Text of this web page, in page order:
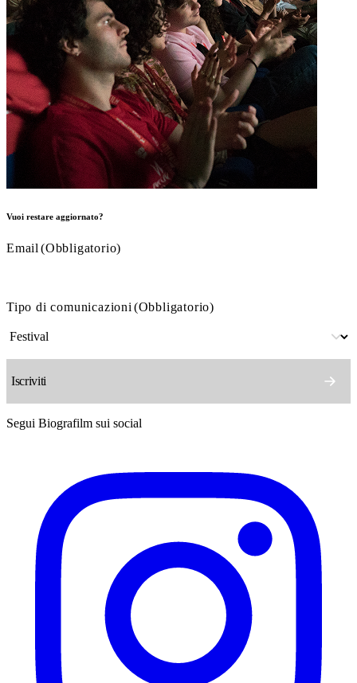
Vuoi restare aggiornato?
Email (Obbligatorio)
Tipo di comunicazioni (Obbligatorio)
Segui Biografilm sui social